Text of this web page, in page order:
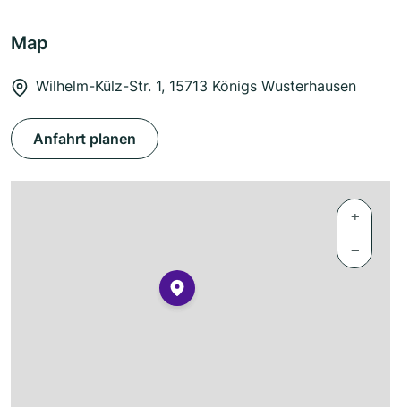
Map
Wilhelm-Külz-Str. 1, 15713 Königs Wusterhausen
Anfahrt planen
+
−